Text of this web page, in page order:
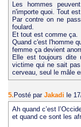
Les hommes
n'importe quoi. Tout
Par contre on ne
foulard.
Et tout est comme ça.
Quand c'est l'homme
femme ça devient
Elle est toujours dite
victime qui ne sait
cerveau, seul le mâle
5. Posté par Jakadi le
Ah quand c’est
et quand ce sont les